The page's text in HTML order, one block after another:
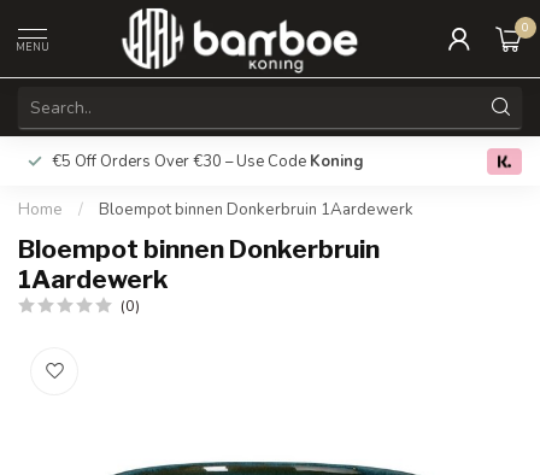
MENU
0
€5 Off Orders Over €30 – Use Code Koning Free
Home / Bloempot binnen Donkerbruin 1Aardewerk
Bloempot binnen Donkerbruin
1Aardewerk
(0)